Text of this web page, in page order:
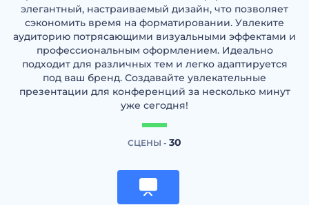
элегантный, настраиваемый дизайн, что позволяет
сэкономить время на форматировании. Увлеките
аудиторию потрясающими визуальными эффектами и
профессиональным оформлением. Идеально
подходит для различных тем и легко адаптируется
под ваш бренд. Создавайте увлекательные
презентации для конференций за несколько минут
уже сегодня!
СЦЕНЫ - 30